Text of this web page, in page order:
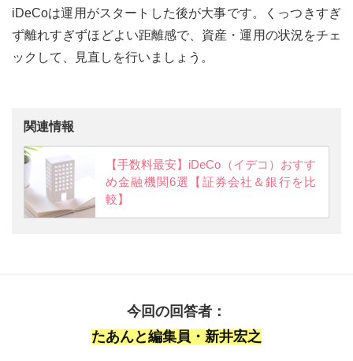
iDeCoは運用がスタートした後が大事です。くっつきすぎ
ず離れすぎずほどよい距離感で、資産・運用の状況をチェ
ックして、見直しを行いましょう。
関連情報
【手数料最安】iDeCo（イデコ）おすす
め金融機関6選【証券会社＆銀行を比
較】
今回の回答者：
たあんと編集員・新井宏之